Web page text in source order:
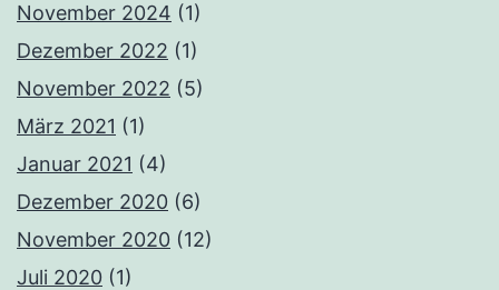
November 2024 (1)
Dezember 2022 (1)
November 2022 (5)
März 2021 (1)
Januar 2021 (4)
Dezember 2020 (6)
November 2020 (12)
Juli 2020 (1)